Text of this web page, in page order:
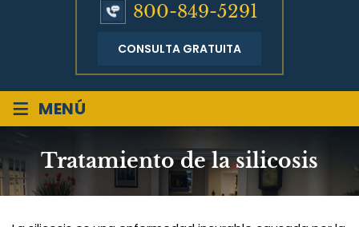
800-849-5291
CONSULTA GRATUITA
≡ MENÚ
Tratamiento de la silicosis